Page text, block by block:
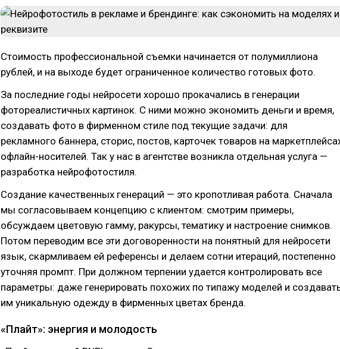
Стоимость профессиональной съемки начинается от полумиллиона
рублей, и на выходе будет ограниченное количество готовых фото.
За последние годы нейросети хорошо прокачались в генерации
фотореалистичных картинок. С ними можно экономить деньги и время,
создавать фото в фирменном стиле под текущие задачи: для
рекламного баннера, сторис, постов, карточек товаров на
офлайн-носителей. Так у нас в агентстве возникла отдельная услуга —
разработка нейрофотостиля.
Создание качественных генераций — это кропотливая работа. Сначала
мы согласовываем концепцию с клиентом: смотрим примеры,
обсуждаем цветовую гамму, ракурсы, тематику и настроение снимков.
Потом переводим все эти договоренности на понятный для нейросети
язык, скармливаем ей референсы и делаем сотни итераций, постепенно
уточняя промпт. При должном терпении удается контролировать все
параметры: даже генерировать похожих по типажу моделей и
им уникальную одежду в фирменных цветах бренда.
«Плайт»: энергия и молодость